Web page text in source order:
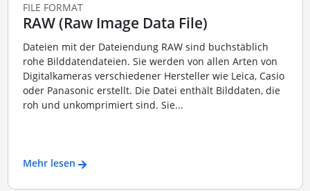
FILE FORMAT
RAW (Raw Image Data File)
Dateien mit der Dateiendung RAW sind buchstäblich
rohe Bilddatendateien. Sie werden von allen Arten von
Digitalkameras verschiedener Hersteller wie Leica, Casio
oder Panasonic erstellt. Die Datei enthält Bilddaten, die
roh und unkomprimiert sind. Sie...
Mehr lesen